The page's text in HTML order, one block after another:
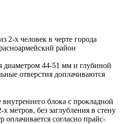
2-х человек в черте города
район
диаметром 44-51 мм и глубиной
отверстия доплачиваются
блока с прокладной
метров, без заглубления в стену
согласно прайс-